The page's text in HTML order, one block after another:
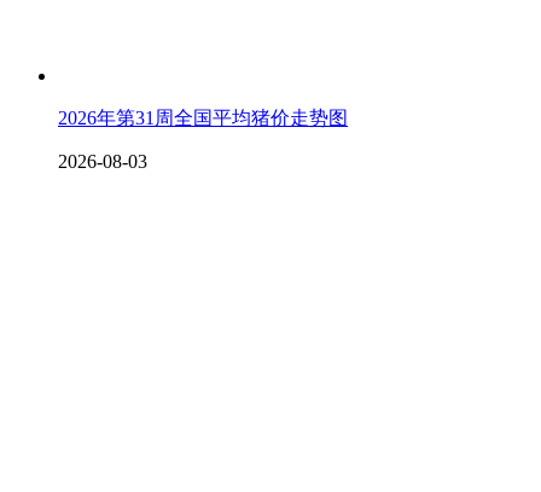
2026年第31周全国平均猪价走势图
2026-08-03